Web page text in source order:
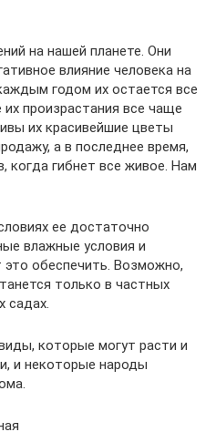
на нашей планете. Они
влияние человека на
годом их остается все
произрастания все чаще
их красивейшие цветы
а в последнее время,
когда гибнет все живое. Нам
ее достаточно
влажные условия и
обеспечить. Возможно,
только в частных
садах.
которые могут расти и
и некоторые народы